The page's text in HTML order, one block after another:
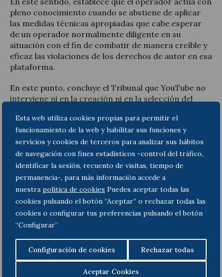
Esta web utiliza cookies propias para permitir el
funcionamiento de la web y habilitar sus funciones y
servicios y cookies de terceros para analizar sus hábitos
de navegación con fines estadísticos -control del tráfico,
identificar la sesión, recuento de visitas, tiempo de
permanencia-, para más información accede a
nuestra politica de cookies Puedes aceptar todas las
cookies pulsando el botón “Aceptar” o rechazar todas las
cookies o configurar tus preferencias pulsando el botón
“Configurar”
Configuración de cookies Rechazar todas
Aceptar Cookies
pleno conocimiento cuando se abstiene de aplicar
las medidas técnicas apropiadas que cabe esperar
de un operador normalmente diligente en su
situación con el fin de combatir de manera creíble y
eficaz las violaciones de los derechos de autor en esa
plataforma.
En este punto, concluye el Tribunal que YouTube no
interviene ni en la creación ni en la selección del
cabo mediante un procedimiento automatizado
informando a sus usuarios de las condiciones
generales de uso y la prohibición de subir contenido
protegido y estableciendo diversos dispositivos que
previenen y hacen cesar las infracciones de
derechos de autor que se producen.
Por consiguiente, en igual sentido se pronuncia en la
demanda contra Cyando, indicando que esta no
procede a la creación, selección visionado o control
del contenido que se sube a su plataforma,
precisando que en sus condiciones de uso anuncia a
los usuarios la prohibición de vulnerar cualesquiera
derechos de autor.